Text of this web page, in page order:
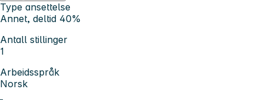
Type ansettelse
Annet, deltid 40%
Antall stillinger
1
Arbeidsspråk
Norsk